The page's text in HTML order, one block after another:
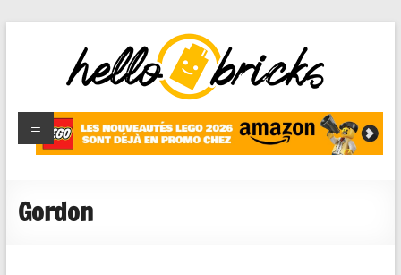
HelloBricks
Blog LEGO,
nouveaut�s
reviews
Gordon